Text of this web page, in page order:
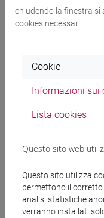
Programma
Docenti
Materiali
Materiali su
chiudendo la finestra
cookies necessari
Cookie
Informazioni sui
Lista cookies
Questo sito web
Questo sito utilizza
permettono il
analisi statistiche
verranno installati